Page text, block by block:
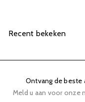
Recent bekeken
Ontvang de beste
Abonneren
Meld